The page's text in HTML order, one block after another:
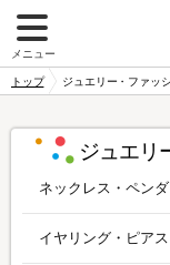
メニュー
トップ ジュエリー・ファッ
ジュエリ
ネックレス・ペンダ
イヤリング・ピアス